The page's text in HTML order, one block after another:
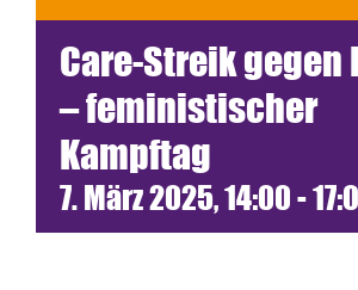
Spenden
Presse
Care-Streik gegen
– feministischer
Kampftag
7. März 2025, 14:00-